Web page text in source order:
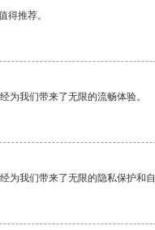
得推荐。
为我们带来了无限的流畅体验。
为我们带来了无限的隐私保护和自